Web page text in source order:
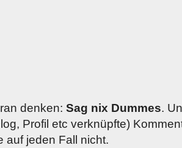
denken: Sag nix Dummes.
Profil etc verknüpfte)
auf jeden Fall nicht.